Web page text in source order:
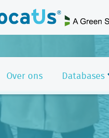
Over ons Databases